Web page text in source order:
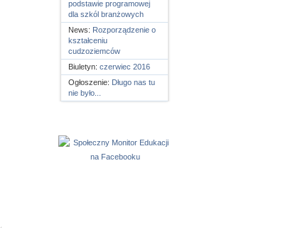
podstawie programowej
dla szkól branżowych
News: Rozporządzenie o
kształceniu
cudzoziemców
Biuletyn: czerwiec 2016
Ogłoszenie: Długo nas tu
nie było...